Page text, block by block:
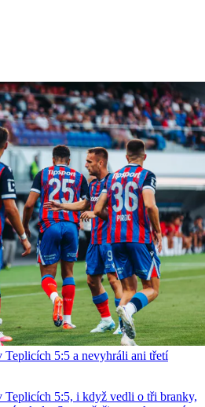
Teplicích 5:5 a nevyhráli ani třetí
Teplicích 5:5, i když vedli o tři branky,